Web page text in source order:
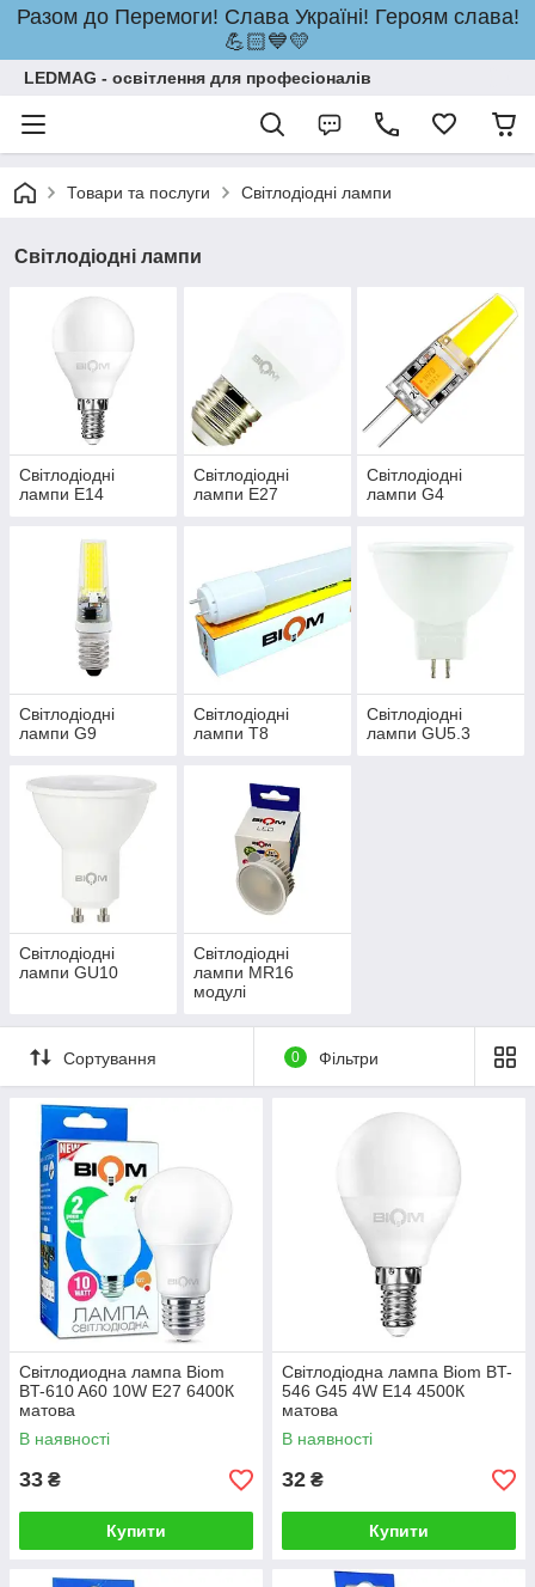
Разом до Перемоги! Слава Україні! Героям слава!
💪🏻💙💛
LEDMAG - освітлення для професіоналів
Товари та послуги Світлодіодні лампи
Світлодіодні лампи
Світлодіодні
лампи E14
Світлодіодні
лампи E27
Світлодіодні
лампи G4
Світлодіодні
лампи G9
Світлодіодні
лампи T8
Світлодіодні
лампи GU5.3
Світлодіодні
лампи GU10
Світлодіодні
лампи MR16
модулі
Сортування 0 Фільтри
Світлодиодна лампа Biom
BT-610 A60 10W E27 6400К
матова
В наявності
33 ₴
Купити
Світлодіодна лампа Biom BT-
546 G45 4W E14 4500К
матова
В наявності
32 ₴
Купити